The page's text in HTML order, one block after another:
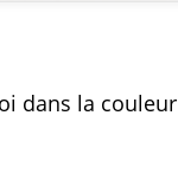
dans la couleur